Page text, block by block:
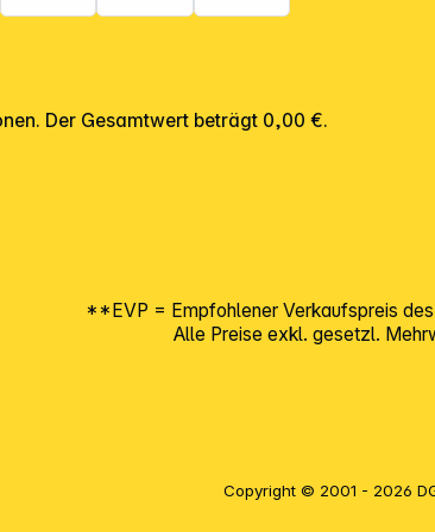
Der Gesamtwert beträgt 0,00 €.
**EVP = Empfohlener Verkaufspreis
Alle Preise exkl. gesetzl.
Copyright © 2001 - 2026